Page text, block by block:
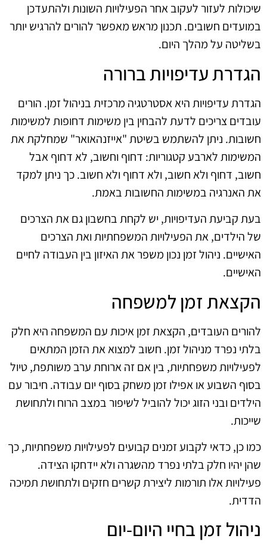
שיכולות לעזור לעקוב אחר הפעילויות השונות ולהתעדכן
במועדים חשובים. תכנון מראש מאפשר להורים להרגיש יותר
בשליטה על מהלך היום.
הגדרת עדיפויות ברורה
הגדרת עדיפויות היא אסטרטגיה מרכזית בניהול זמן. הורים
עובדים צריכים לדעת להבחין בין משימות דחופות למשימות
חשובות. ניתן להשתמש בשיטת "אייזנהאואר" שמחלקת את
המשימות לארבע קטגוריות: דחוף וחשוב, לא דחוף אבל
חשוב, דחוף ולא חשוב, ולא דחוף ולא חשוב. כך ניתן למקד
את האנרגיה במשימות החשובות באמת.
בעת קביעת העדיפויות, יש לקחת בחשבון גם את הצרכים
של הילדים, את הפעילויות המשפחתיות ואת הצרכים
האישיים. ניהול זמן נכון משפר את האיזון בין העבודה לחיים
האישיים.
הקצאת זמן למשפחה
להורים העובדים, הקצאת זמן איכות עם המשפחה היא חלק
בלתי נפרד מניהול זמן. חשוב למצוא את הזמן המתאים
לפעילויות משפחתיות, בין אם זה ארוחת ערב משותפת, טיול
בסוף השבוע או אפילו זמן משחק בסוף יום עבודה. חיבור עם
הילדים ובני הזוג יכול להוביל לשיפור במצב הרוח ולתחושת
שייכות.
כמו כן, כדאי לקבוע זמנים קבועים לפעילויות משפחתיות, כך
שהן יהיו חלק בלתי נפרד מהשגרה ולא יידחקו הצידה.
פעילויות אלו תורמות ליצירת קשרים חזקים ולתחושת תמיכה
הדדית.
ניהול זמן בחיי היום-יום